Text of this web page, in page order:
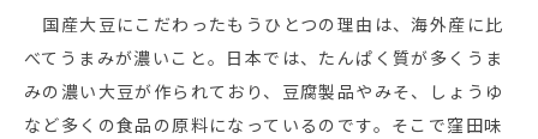
国産大豆にこだわったもうひとつの理由は、海外産に比
べてうまみが濃いこと。日本では、たんぱく質が多くうま
みの濃い大豆が作られており、豆腐製品やみそ、しょうゆ
など多くの食品の原料になっているのです。そこで窪田味